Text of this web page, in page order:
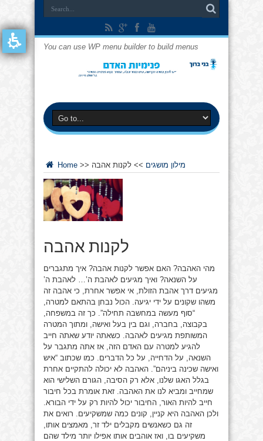
You can use WP menu builder to build menus
Home >> מילון מושגים >> לקנות אהבה
לקנות אהבה
מהי האהבה? האם אפשר לקנות אהבה? איך מתגברים
על השנאה? ואיך מגיעים לאהבת ה’… לאהבת ה’
מגיעים דרך אהבת הזולת, אי אפשר אחרת, כי אהבה זה
משהו שקונים על ידי יגיעה. הכול נבחן בהתאם למטרה,
“סוף מעשה במחשבה תחילה”. כך זה במשפחה,
בקבוצה, בחברה, וגם בין בעל ואישה, ומתוך המטרה
המשותפת מגיעים לאהבה. כשאתה יודע שאתה חייב
להגיע למטרה עם האדם הזה, אז אתה מתגבר על
השנאה, על הדחייה, על כל הדברים. כמו שכתוב “איש
ואישה שכינה ביניהם”. האהבה לא יכולה להתקיים אחרת
בגלל האגו שלנו, אלא רק הסיבה, הגורם השלישי הוא
שמחייב ומביא לנו את האהבה. זאת אומרת בכל חיבור
חייב להיות האור, החיבור יכול להיות רק על ידי הבורא.
ולכן האהבה היא קניין, קונים כמה שמשקיעים. רואים את
זה גם כשאנשים מקבלים ילד זר, מאמצים אותו,
משקיעים בו, ואז אוהבים אותו אפילו יותר מילד שהם